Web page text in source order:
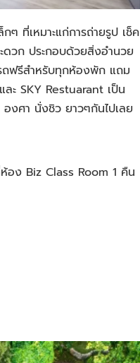
ๆ ที่เหมาะแก่การถ่ายรูป เช็ค
วก ประกอบด้วยสิ่งอำนวย
ถฟรีสำหรับทุกห้องพัก แถม
ะ SKY Restuarant เป็น
งศา นั่งชิว ยาวๆกันไปเลย
อง Biz Class Room 1 คืน